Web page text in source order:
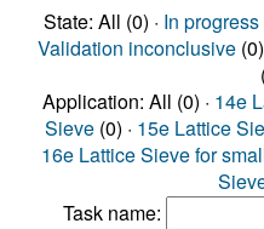
State: All (0) · In progress
Validation inconclusive(0)
Application: All (0) · 14e
Sieve (0) · 15e Lattice
16e Lattice Sieve for
Task name: